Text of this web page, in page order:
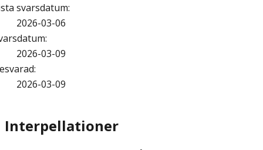
svarsdatum:
2026-03-06
:
2026-03-09
:
2026-03-09
Interpellationer